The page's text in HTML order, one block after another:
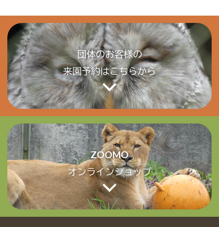
団体のお客様の
来園予約はこちらから
ZOOMO
オンラインショップ